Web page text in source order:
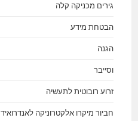
גירים מכניקה קלה
הבטחת מידע
הגנה
וסייבר
זרוע רובוטית לתעשיה
חביור מיקרו אלקטרוניקה לאנדרואיד